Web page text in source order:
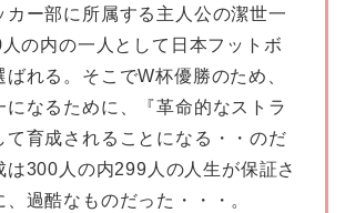
カー部に所属する主人公の潔世一
の内の一人として日本フットボ
ばれる。そこでW杯優勝のため、
になるために、『革命的なストラ
て育成されることになる・・のだ
は300人の内299人の人生が保証さ
過酷なものだった・・・。